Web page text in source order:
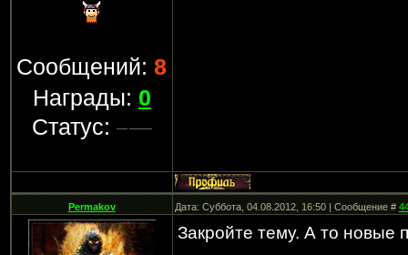
Сообщений:8
Награды: 0
Статус:
Permakov Дата: Суббота, 04.08.2012, 16:50 | Сообщение #
Закройте тему. А то новые